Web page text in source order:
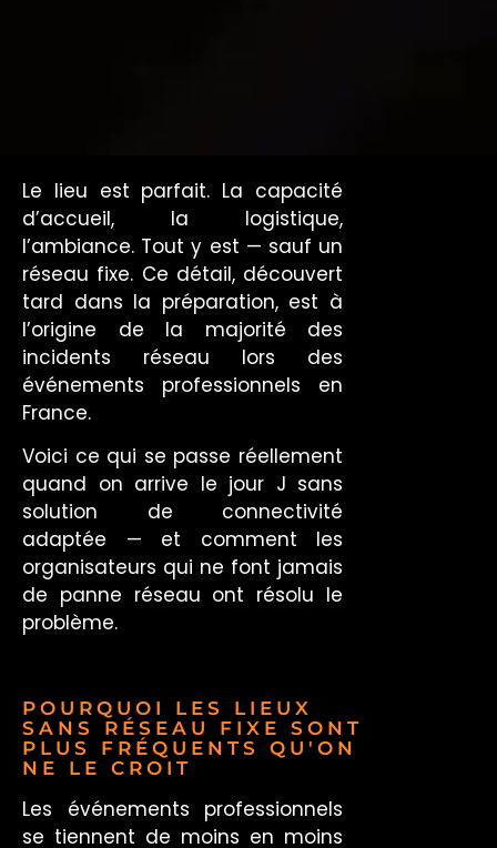
Le lieu est parfait. La capacité
d’accueil, la logistique,
l’ambiance. Tout y est — sauf un
réseau fixe. Ce détail, découvert
tard dans la préparation, est à
l’origine de la majorité des
incidents réseau lors des
événements professionnels en
France.
Voici ce qui se passe réellement
quand on arrive le jour J sans
solution de connectivité
adaptée — et comment les
organisateurs qui ne font jamais
de panne réseau ont résolu le
problème.
POURQUOI LES LIEUX
SANS RÉSEAU FIXE SONT
PLUS FRÉQUENTS QU'ON
NE LE CROIT
Les événements professionnels
se tiennent de moins en moins